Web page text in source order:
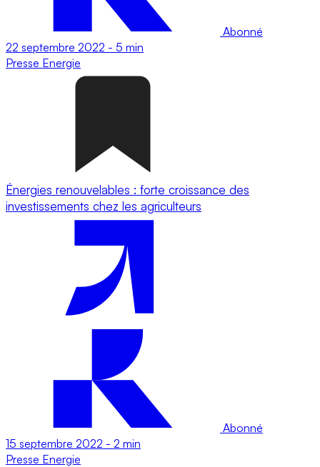
Abonné
22 septembre 2022 - 5 min
Presse Energie
Énergies renouvelables : forte croissance des
investissements chez les agriculteurs
Abonné
15 septembre 2022 - 2 min
Presse Energie